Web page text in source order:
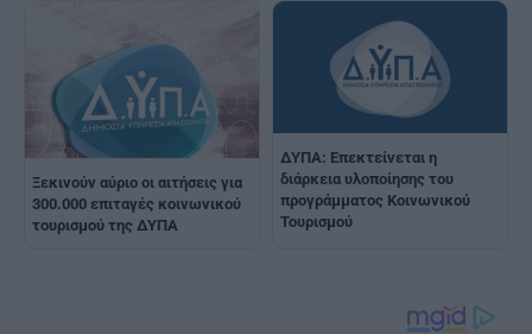
Ξεκινούν αύριο οι αιτήσεις για
300.000 επιταγές κοινωνικού
τουρισμού της ΔΥΠΑ
ΔΥΠΑ: Επεκτείνεται η
διάρκεια υλοποίησης του
προγράμματος Κοινωνικού
Τουρισμού